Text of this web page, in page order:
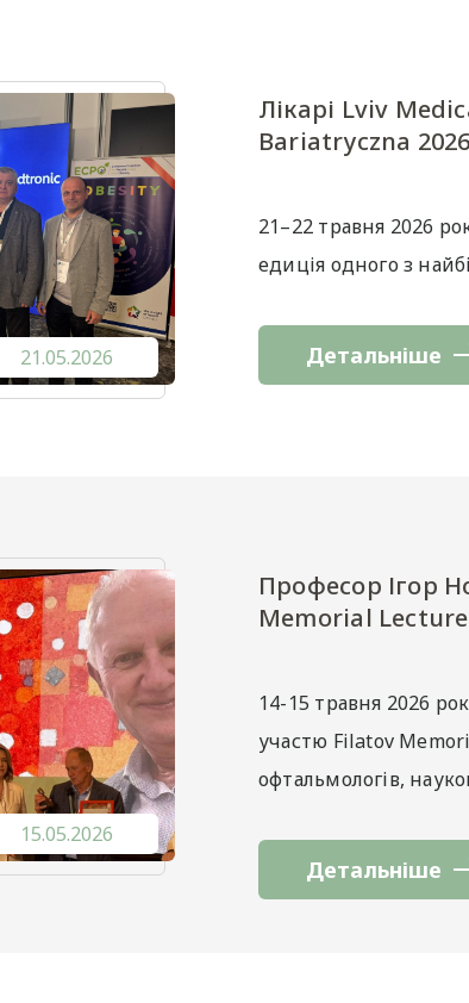
21.05.2026
Лікарі Lviv
Bariatryczna 2026
21–22 травня 2026
едиція одного з
Детальніше
15.05.2026
Професор Ігор
Memorial
14-15 травня 2026
участю Filatov
офтальмологів,
Детальніше